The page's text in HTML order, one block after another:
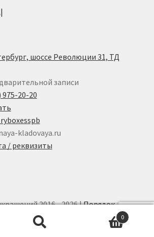
шоссе Революции 31, ТД
записи
975-20-20
kladovaya.ru
/ реквизиты
2016 - 2026 |Порядок
данных
0